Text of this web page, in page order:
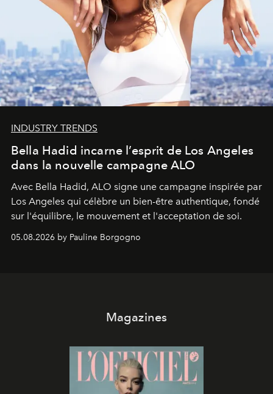
INDUSTRY TRENDS
Bella Hadid incarne l’esprit de Los Angeles
dans la nouvelle campagne ALO
Avec Bella Hadid, ALO signe une campagne inspirée par
Los Angeles qui célèbre un bien-être authentique, fondé
sur l'équilibre, le mouvement et l'acceptation de soi.
05.08.2026 by Pauline Borgogno
Magazines